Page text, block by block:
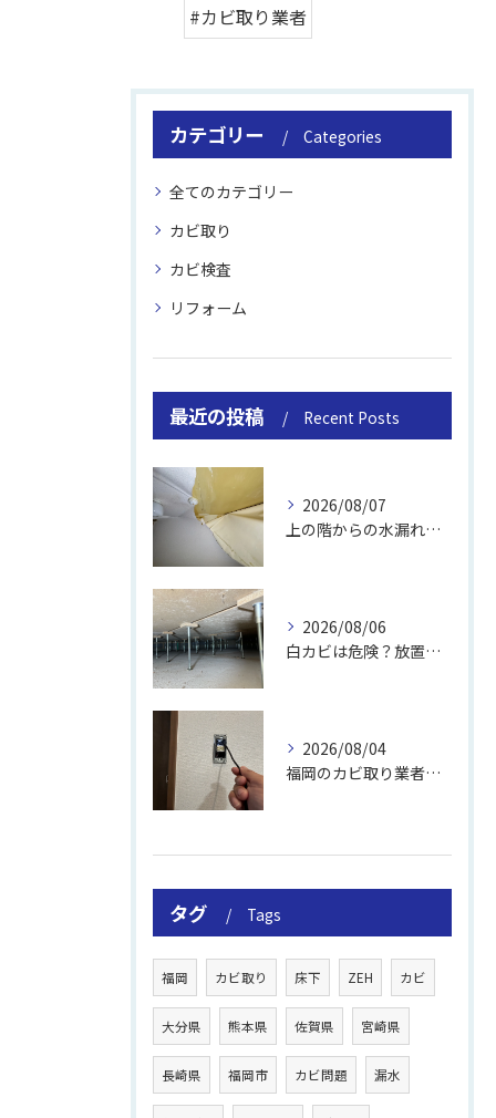
#カビ取り業者
カテゴリー Categories
全てのカテゴリー
カビ取り
カビ検査
リフォーム
最近の投稿 Recent Posts
2026/08/07
上の階からの水漏れでカビ｜対処法と業者
2026/08/06
白カビは危険？放置のリスクと取り方
2026/08/04
福岡のカビ取り業者おすすめの選び方と費用
タグ Tags
福岡 カビ取り 床下 ZEH カビ
大分県 熊本県 佐賀県 宮崎県
長崎県 福岡市 カビ問題 漏水